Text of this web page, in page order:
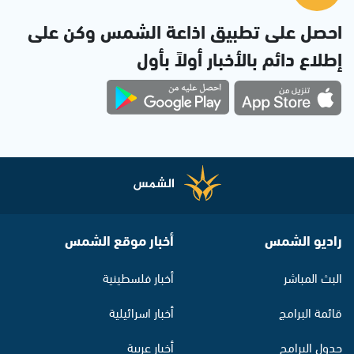
احصل على تطبيق اذاعة الشمس وكن على
إطلاع دائم بالأخبار أولاً بأول
راديو الشمس
البث المباشر
قائمة البرامج
جدول البرامج
أخبار موقع الشمس
أخبار فلسطينية
أخبار اسرائيلية
أخبار عربية